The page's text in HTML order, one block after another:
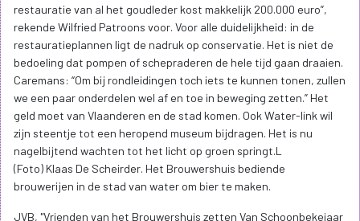
restauratie van al het goudleder kost makkelijk 200.000 euro”,
rekende Wilfried Patroons voor. Voor alle duidelijkheid: in de
restauratieplannen ligt de nadruk op conservatie. Het is niet de
bedoeling dat pompen of schepraderen de hele tijd gaan draaien.
Caremans: “Om bij rondleidingen toch iets te kunnen tonen, zullen
we een paar onderdelen wel af en toe in beweging zetten.” Het
geld moet van Vlaanderen en de stad komen. Ook Water-link wil
zijn steentje tot een heropend museum bijdragen. Het is nu
nagelbijtend wachten tot het licht op groen springt.L
(Foto) Klaas De Scheirder. Het Brouwershuis bediende
brouwerijen in de stad van water om bier te maken.
JVB, "Vrienden van het Brouwershuis zetten Van Schoonbekejaar